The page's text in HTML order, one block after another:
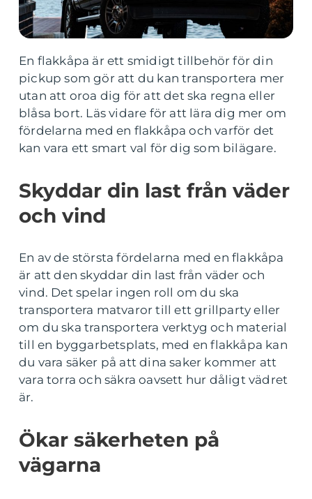
En flakkåpa är ett smidigt tillbehör för din
pickup som gör att du kan transportera mer
utan att oroa dig för att det ska regna eller
blåsa bort. Läs vidare för att lära dig mer om
fördelarna med en flakkåpa och varför det
kan vara ett smart val för dig som bilägare.
Skyddar din last från väder
och vind
En av de största fördelarna med en flakkåpa
är att den skyddar din last från väder och
vind. Det spelar ingen roll om du ska
transportera matvaror till ett grillparty eller
om du ska transportera verktyg och material
till en byggarbetsplats, med en flakkåpa kan
du vara säker på att dina saker kommer att
vara torra och säkra oavsett hur dåligt vädret
är.
Ökar säkerheten på
vägarna